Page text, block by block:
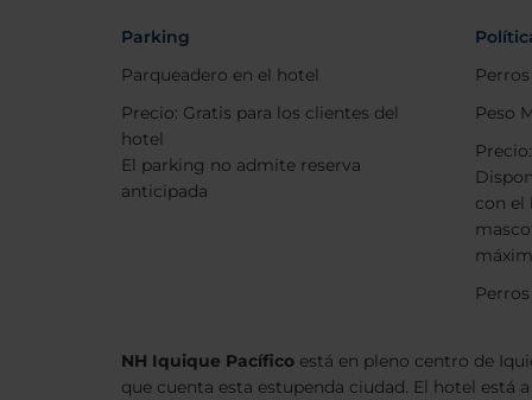
Parking
Parqueadero en el hotel
Precio: Gratis para los clientes del
hotel
El parking no admite reserva
anticipada
Peso
con el
NH Iquique Pacífico está en pleno centro de
que cuenta esta estupenda ciudad. El hotel está